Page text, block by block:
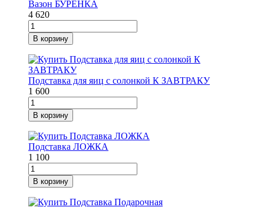
Вазон БУРЕНКА
4 620
В корзину
Подставка для яиц с солонкой К ЗАВТРАКУ
1 600
В корзину
Подставка ЛОЖКА
1 100
В корзину